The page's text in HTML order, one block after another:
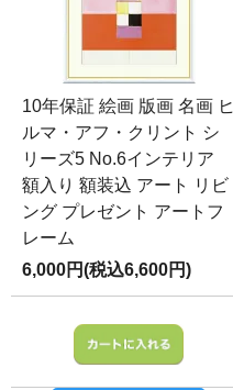
10年保証 絵画 版画 名画 ヒ
ルマ・アフ・クリント シ
リーズ5 No.6インテリア
額入り 額装込 アート リビ
ング プレゼント アートフ
レーム
6,000円(税込6,600円)